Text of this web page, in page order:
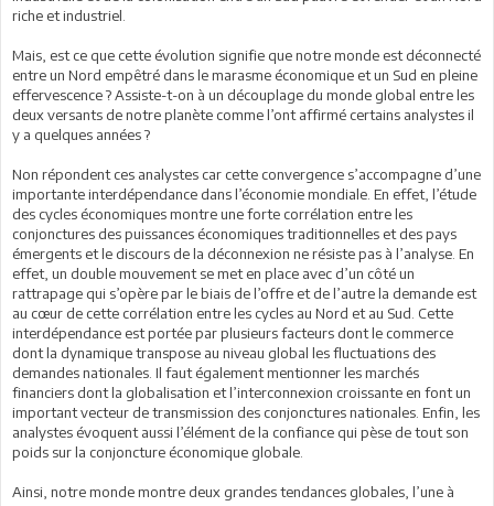
riche et industriel.
Mais, est ce que cette évolution signifie que notre monde est déconnecté
entre un Nord empêtré dans le marasme économique et un Sud en pleine
effervescence ? Assiste-t-on à un découplage du monde global entre les
deux versants de notre planète comme l’ont affirmé certains analystes il
y a quelques années ?
Non répondent ces analystes car cette convergence s’accompagne d’une
importante interdépendance dans l’économie mondiale. En effet, l’étude
des cycles économiques montre une forte corrélation entre les
conjonctures des puissances économiques traditionnelles et des pays
émergents et le discours de la déconnexion ne résiste pas à l’analyse. En
effet, un double mouvement se met en place avec d’un côté un
rattrapage qui s’opère par le biais de l’offre et de l’autre la demande est
au cœur de cette corrélation entre les cycles au Nord et au Sud. Cette
interdépendance est portée par plusieurs facteurs dont le commerce
dont la dynamique transpose au niveau global les fluctuations des
demandes nationales. Il faut également mentionner les marchés
financiers dont la globalisation et l’interconnexion croissante en font un
important vecteur de transmission des conjonctures nationales. Enfin, les
analystes évoquent aussi l’élément de la confiance qui pèse de tout son
poids sur la conjoncture économique globale.
Ainsi, notre monde montre deux grandes tendances globales, l’une à